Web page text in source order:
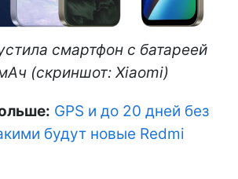
смартфон с батареей
(скриншот: Xiaomi)
GPS и до 20 дней без
будут новые Redmi